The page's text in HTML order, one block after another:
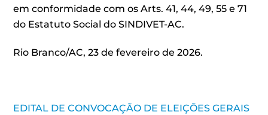
em conformidade com os Arts. 41, 44, 49, 55 e 71
do Estatuto Social do SINDIVET-AC.
Rio Branco/AC, 23 de fevereiro de 2026.
EDITAL DE CONVOCAÇÃO DE ELEIÇÕES GERAIS